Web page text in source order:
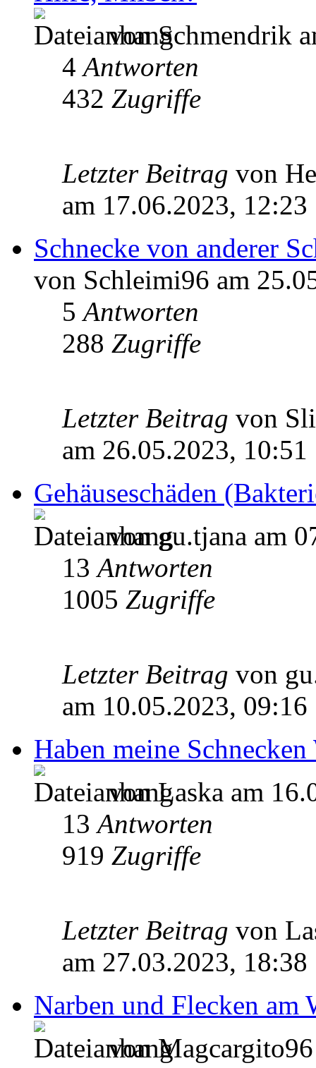
von Schmendrik
4Antworten
432 Zugriffe
Letzter Beitrag von
am 17.06.2023, 12:23
Schnecke von anderer
von Schleimi96 am
5Antworten
288 Zugriffe
Letzter Beitrag von
am 26.05.2023, 10:51
Gehäuseschäden
von gu.tjana am
13Antworten
1005 Zugriffe
Letzter Beitrag von
am 10.05.2023, 09:16
Haben meine
von Laska am
13Antworten
919 Zugriffe
Letzter Beitrag von
am 27.03.2023, 18:38
Narben und Flecken am
von